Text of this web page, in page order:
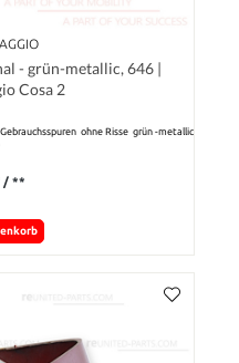
- grün-metallic, 646 |
Cosa 2
ohne Risse grün -metallic
/ **